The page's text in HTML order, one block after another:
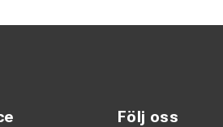
Följ oss